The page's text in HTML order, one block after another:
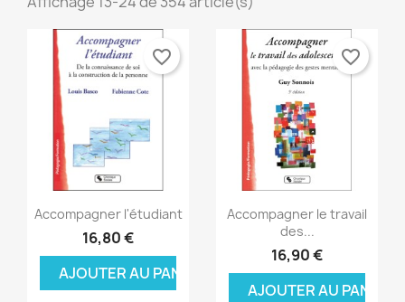
Aperçu rapide
Accompagner l'étudiant
16,80 €
AJOUTER AU PANIER
favorite_border
Aperçu rapide
Accompagner le travail
des...
16,90 €
AJOUTER AU PANIER
favorite_border